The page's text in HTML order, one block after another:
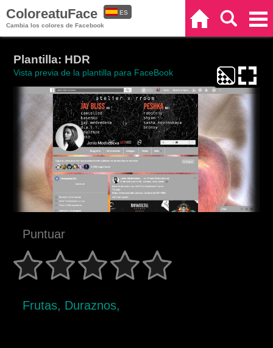
ColoreatuFace
Cambia los colores de Facebook
ES
Plantilla: HDR
Vista previa de la plantilla para FaceBook
Puntuar
Frutas, Duraznos,